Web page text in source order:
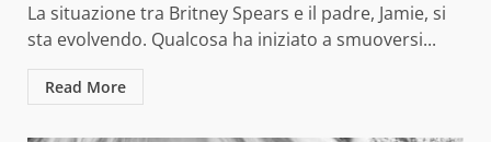
La situazione tra Britney Spears e il padre, Jamie, si
sta evolvendo. Qualcosa ha iniziato a smuoversi...
Read More